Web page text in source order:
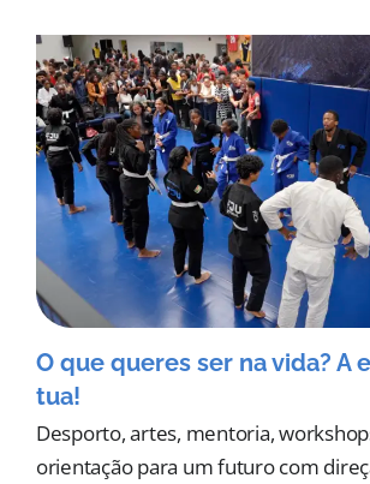
O que queres ser na vida? A
tua!
Desporto, artes, mentoria,
orientação para um futuro com